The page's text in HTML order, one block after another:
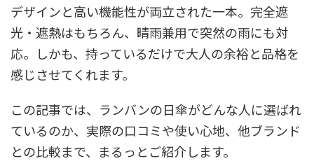
デザインと高い機能性が両立された一本。完全遮
光・遮熱はもちろん、晴雨兼用で突然の雨にも対
応。しかも、持っているだけで大人の余裕と品格を
感じさせてくれます。
この記事では、ランバンの日傘がどんな人に選ばれ
ているのか、実際の口コミや使い心地、他ブランド
との比較まで、まるっとご紹介します。